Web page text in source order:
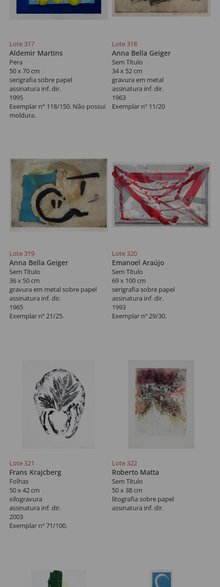
Lote 317
Aldemir Martins
Pera
50 x 70 cm
serigrafia sobre papel
assinatura inf. dir.
1995
Exemplar n° 118/150. Não possui
moldura.
Lote 318
Anna Bella Geiger
Sem Título
34 x 52 cm
gravura em metal
assinatura inf. dir.
1963
Exemplar nº 11/20
Lote 319
Anna Bella Geiger
Sem Título
36 x 50 cm
gravura em metal sobre papel
assinatura inf. dir.
1965
Exemplar nº 21/25.
Lote 320
Emanoel Araújo
Sem Título
69 x 100 cm
serigrafia sobre papel
assinatura inf. dir.
1993
Exemplar nº 29/30.
Lote 321
Frans Krajcberg
Folhas
50 x 42 cm
xilogravura
assinatura inf. dir.
2003
Exemplar nº 71/100.
Lote 322
Roberto Matta
Sem Título
50 x 38 cm
litografia sobre papel
assinatura inf. dir.